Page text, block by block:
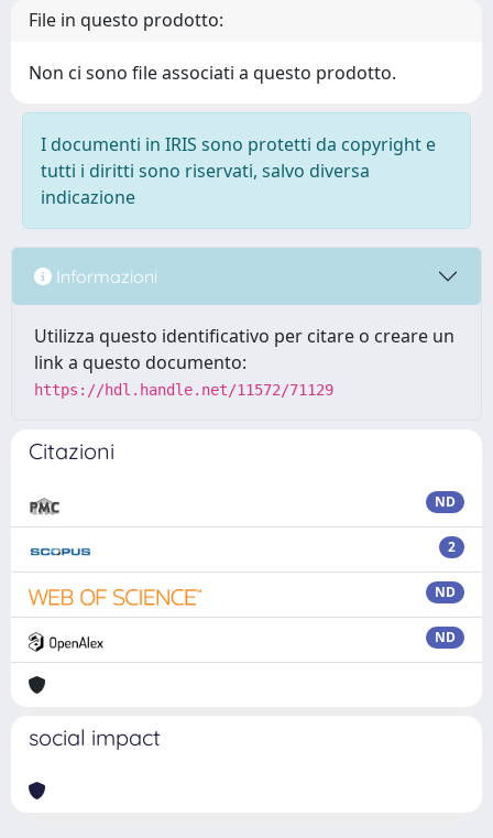
File in questo prodotto:
Non ci sono file associati a questo prodotto.
I documenti in IRIS sono protetti da copyright e
tutti i diritti sono riservati, salvo diversa
indicazione
Informazioni
Utilizza questo identificativo per citare o creare un
link a questo documento:
https://hdl.handle.net/11572/71129
Citazioni
ND
2
ND
ND
social impact